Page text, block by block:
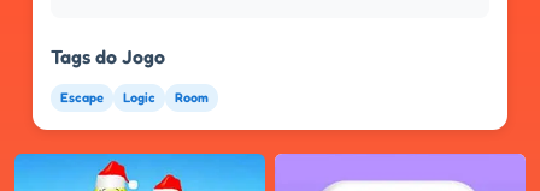
Tags do Jogo
Escape Logic Room